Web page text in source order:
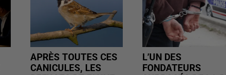
APRÈS TOUTES CES
CANICULES, LES
L’UN DES
FONDATEURS